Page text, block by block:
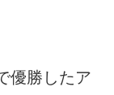
優勝したア